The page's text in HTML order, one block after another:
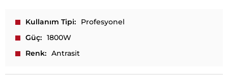
Kullanım Tipi
Profesyonel
Güç
1800W
Renk
Antrasit